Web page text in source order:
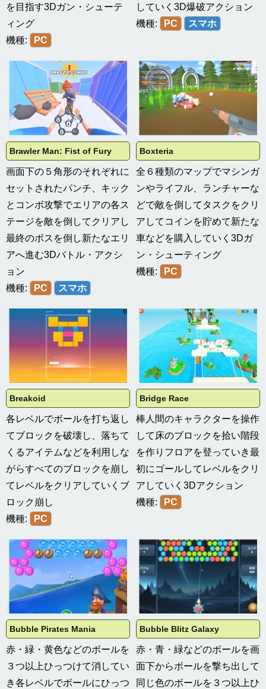
を目指す3Dガン・シューテ
ィング
機種:
PC
していく3D爆破アクション
機種:
PC スマホ
Brawler Man: Fist of Fury
画面下の５角形のそれぞれに
セットされたパンチ、キック
とコンボ攻撃でエリアの各ス
テージを敵を倒してクリアし
最終のボスを倒し新たなエリ
アへ進む3Dバトル・アクシ
ョン
機種:
PC スマホ
Boxteria
全６種類のマップでマシンガ
ンやライフル、ランチャーな
どで敵を倒してタスクをクリ
アしてコインを貯めて新たな
車などを購入していく3Dガ
ン・シューティング
機種:
PC
Breakoid
各レベルでボールを打ち返し
てブロックを破壊し、落ちて
くるアイテムなどを利用しな
がらすべてのブロックを崩し
てレベルをクリアしていくブ
ロック崩し
機種:
PC
Bridge Race
棒人間のキャラクターを操作
して床のブロックを拾い階段
を作りフロアを登っていき最
初にゴールしてレベルをクリ
アしていく3Dアクション
機種:
PC
Bubble Pirates Mania
赤・緑・黄色などのボールを
３つ以上ひっつけて消してい
き各レベルでボールにひっつ
Bubble Blitz Galaxy
赤・青・緑などのボールを画
面下からボールを撃ち出して
同じ色のボールを３つ以上ひ